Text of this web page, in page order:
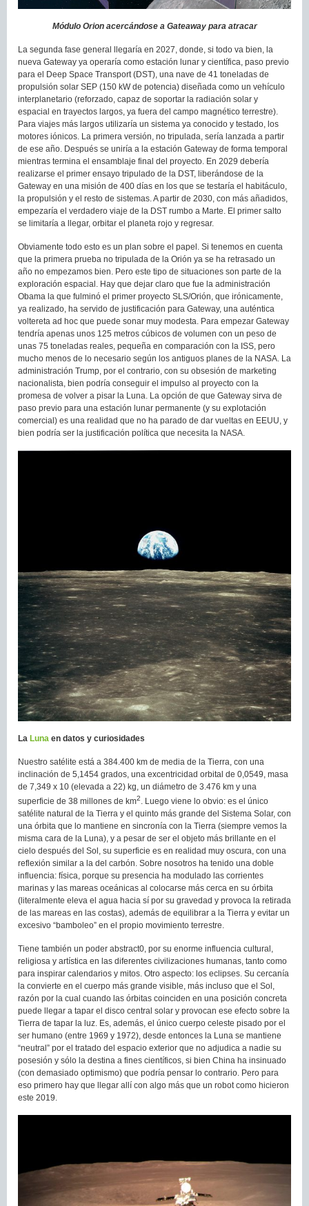
Módulo Orion acercándose a Gateaway para atracar
La segunda fase general llegaría en 2027, donde, si todo va bien, la
nueva Gateway ya operaría como estación lunar y científica, paso previo
para el Deep Space Transport (DST), una nave de 41 toneladas de
propulsión solar SEP (150 kW de potencia) diseñada como un vehículo
interplanetario (reforzado, capaz de soportar la radiación solar y
espacial en trayectos largos, ya fuera del campo magnético terrestre).
Para viajes más largos utilizaría un sistema ya conocido y testado, los
motores iónicos. La primera versión, no tripulada, sería lanzada a partir
de ese año. Después se uniría a la estación Gateway de forma temporal
mientras termina el ensamblaje final del proyecto. En 2029 debería
realizarse el primer ensayo tripulado de la DST, liberándose de la
Gateway en una misión de 400 días en los que se testaría el habitáculo,
la propulsión y el resto de sistemas. A partir de 2030, con más añadidos,
empezaría el verdadero viaje de la DST rumbo a Marte. El primer salto
se limitaría a llegar, orbitar el planeta rojo y regresar.
Obviamente todo esto es un plan sobre el papel. Si tenemos en cuenta
que la primera prueba no tripulada de la Orión ya se ha retrasado un
año no empezamos bien. Pero este tipo de situaciones son parte de la
exploración espacial. Hay que dejar claro que fue la administración
Obama la que fulminó el primer proyecto SLS/Orión, que irónicamente,
ya realizado, ha servido de justificación para Gateway, una auténtica
voltereta ad hoc que puede sonar muy modesta. Para empezar Gateway
tendría apenas unos 125 metros cúbicos de volumen con un peso de
unas 75 toneladas reales, pequeña en comparación con la ISS, pero
mucho menos de lo necesario según los antiguos planes de la NASA. La
administración Trump, por el contrario, con su obsesión de marketing
nacionalista, bien podría conseguir el impulso al proyecto con la
promesa de volver a pisar la Luna. La opción de que Gateway sirva de
paso previo para una estación lunar permanente (y su explotación
comercial) es una realidad que no ha parado de dar vueltas en EEUU, y
bien podría ser la justificación política que necesita la NASA.
La Luna en datos y curiosidades
Nuestro satélite está a 384.400 km de media de la Tierra, con una
inclinación de 5,1454 grados, una excentricidad orbital de 0,0549, masa
de 7,349 x 10 (elevada a 22) kg, un diámetro de 3.476 km y una
superficie de 38 millones de km2
. Luego viene lo obvio: es el único
satélite natural de la Tierra y el quinto más grande del Sistema Solar, con
una órbita que lo mantiene en sincronía con la Tierra (siempre vemos la
misma cara de la Luna), y a pesar de ser el objeto más brillante en el
cielo después del Sol, su superficie es en realidad muy oscura, con una
reflexión similar a la del carbón. Sobre nosotros ha tenido una doble
influencia: física, porque su presencia ha modulado las corrientes
marinas y las mareas oceánicas al colocarse más cerca en su órbita
(literalmente eleva el agua hacia sí por su gravedad y provoca la retirada
de las mareas en las costas), además de equilibrar a la Tierra y evitar un
excesivo “bamboleo” en el propio movimiento terrestre.
Tiene también un poder abstract0, por su enorme influencia cultural,
religiosa y artística en las diferentes civilizaciones humanas, tanto como
para inspirar calendarios y mitos. Otro aspecto: los eclipses. Su cercanía
la convierte en el cuerpo más grande visible, más incluso que el Sol,
razón por la cual cuando las órbitas coinciden en una posición concreta
puede llegar a tapar el disco central solar y provocan ese efecto sobre la
Tierra de tapar la luz. Es, además, el único cuerpo celeste pisado por el
ser humano (entre 1969 y 1972), desde entonces la Luna se mantiene
“neutral” por el tratado del espacio exterior que no adjudica a nadie su
posesión y sólo la destina a fines científicos, si bien China ha insinuado
(con demasiado optimismo) que podría pensar lo contrario. Pero para
eso primero hay que llegar allí con algo más que un robot como hicieron
este 2019.